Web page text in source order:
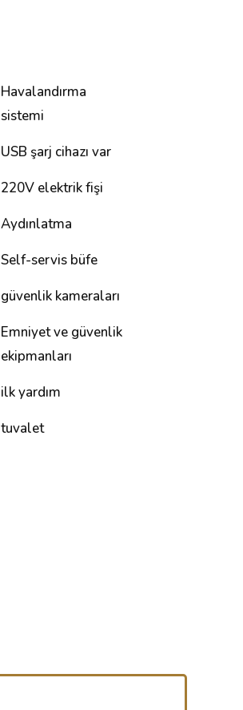
Havalandırma
sistemi
USB şarj cihazı var
220V elektrik fişi
Aydınlatma
Self-servis büfe
güvenlik kameraları
Emniyet ve güvenlik
ekipmanları
ilk yardım
tuvalet